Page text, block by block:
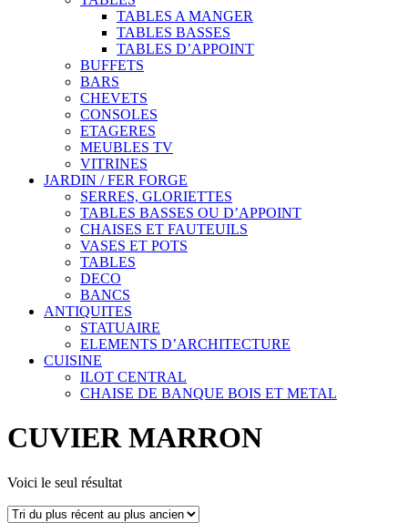
TABLES A MANGER
TABLES BASSES
TABLES D’APPOINT
BUFFETS
BARS
CHEVETS
CONSOLES
ETAGERES
MEUBLES TV
VITRINES
JARDIN / FER FORGE
SERRES, GLORIETTES
TABLES BASSES OU D’APPOINT
CHAISES ET FAUTEUILS
VASES ET POTS
TABLES
DECO
BANCS
ANTIQUITES
STATUAIRE
ELEMENTS D’ARCHITECTURE
CUISINE
ILOT CENTRAL
CHAISE DE BANQUE BOIS ET METAL
CUVIER MARRON
Voici le seul résultat